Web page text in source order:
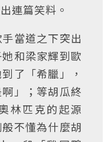
連篇笑料。
當道之下突出
和梁家輝到歐
了「希臘」，
」；等胡瓜終
林匹克的起源
不懂為什麼胡